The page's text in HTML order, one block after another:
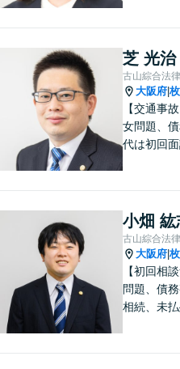
あればどう
ください。
話相談可
対応】
芝 光治
古山綜合法
大阪府
【交通事
女問題、
代は初回面
ヒアリン
から解決策
ります。
小畑 紘
古山綜合法
大阪府
【初回相
問題、債
相続、未払